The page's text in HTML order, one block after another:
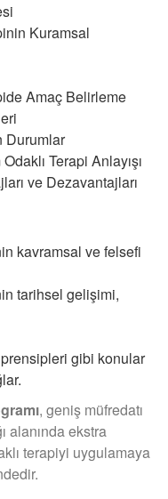
Kuramsal
Amaç Belirleme
Durumlar
Terapi Anlayışı
ve Dezavantajları
kavramsal ve felsefi
tarihsel gelişimi,
prensipleri gibi konular
, geniş müfredatı
alanında ekstra
terapiyi uygulamaya